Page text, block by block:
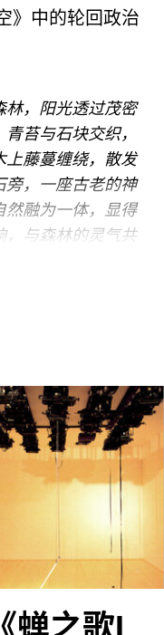
到行星议题的宽广
效应”（The
》中的轮回政治
林，阳光透过茂密
苔与石块交织，
上藤蔓缠绕，散发
，一座古老的神
然融为一体，显得
，与森林的灵气共
座影像工厂？还
神话：悟空》告诉
劫数。仔细品鉴以
成的图片，并思
七彩猴毛的形态
又会面对怎样的苦
王的火焰禅杖；抑
的血池华尔兹；之
盘丝洞底四姐的